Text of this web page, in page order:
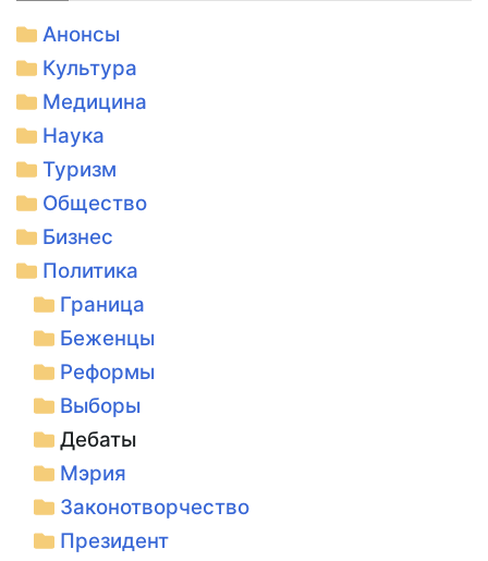
Анонсы
Культура
Медицина
Наука
Туризм
Общество
Бизнес
Политика
Граница
Беженцы
Реформы
Выборы
Дебаты
Мэрия
Законотворчество
Президент